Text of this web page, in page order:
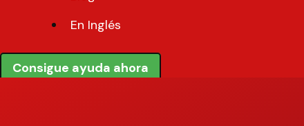
En Inglés
Consigue ayuda ahora